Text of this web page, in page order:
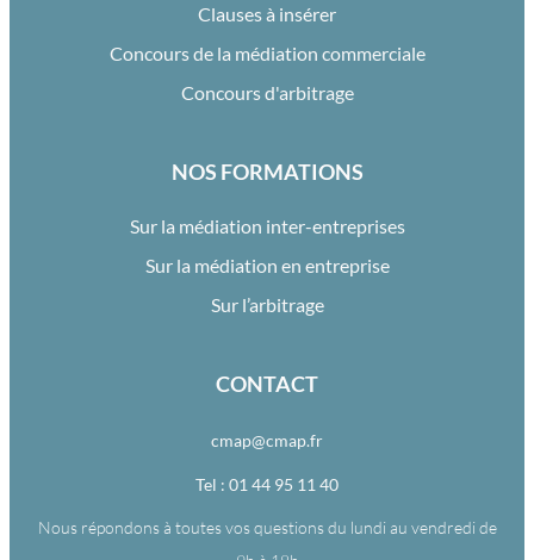
Clauses à insérer
Concours de la médiation commerciale
Concours d'arbitrage
NOS FORMATIONS
Sur la médiation inter-entreprises
Sur la médiation en entreprise
Sur l’arbitrage
CONTACT
cmap@cmap.fr
Tel : 01 44 95 11 40
Nous répondons à toutes vos questions du lundi au vendredi de